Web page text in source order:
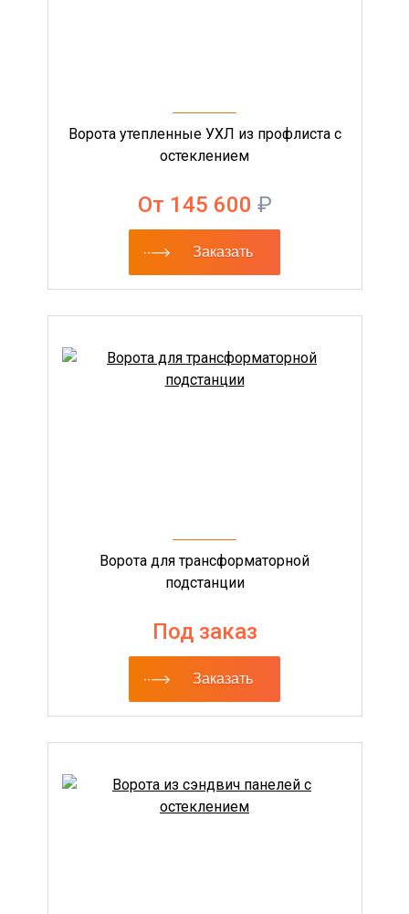
Ворота утепленные УХЛ из профлиста с
остеклением
От 145 600 ₽
Заказать
Ворота для трансформаторной
подстанции
Под заказ
Заказать